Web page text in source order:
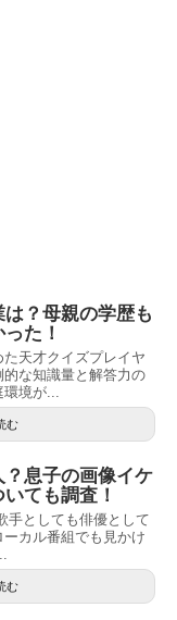
？母親の学歴も
た！
た天才クイズプレイヤ
な知識量と解答力の
環境が...
む
息子の画像イケ
ても調査！
手としても俳優として
カル番組でも見かけ
む